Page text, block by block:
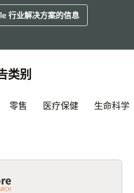
行业解决方案的信息
类别
零售 医疗保健 生命科学